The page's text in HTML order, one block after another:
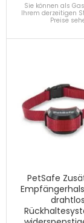
Sie können als
Ihrem derzeitigen
Preise
PetSafe